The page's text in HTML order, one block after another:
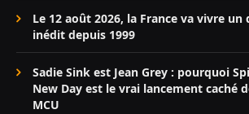
Le 12 août 2026, la France va vivre un
inédit depuis 1999
Sadie Sink est Jean Grey : pourquoi
New Day est le vrai lancement caché
MCU